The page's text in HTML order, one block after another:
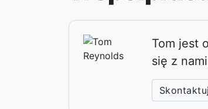
Tom jest
się z